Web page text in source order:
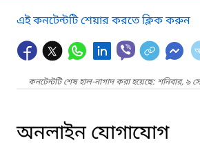
এই কনটেন্টটি শেয়ার করতে ক্লিক করুন
কনটেন্টটি শেষ হাল-নাগাদ করা হয়েছে: শনিবার, ৯
অনলাইন যোগাযোগ